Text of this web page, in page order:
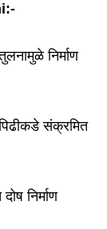
निर्माण
संक्रमित
निर्माण